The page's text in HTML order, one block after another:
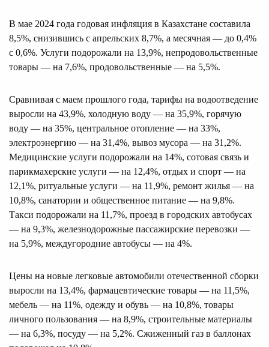
В мае 2024 года годовая инфляция в Казахстане составила
8,5%, снизившись с апрельских 8,7%, а месячная — до 0,4%
с 0,6%. Услуги подорожали на 13,9%, непродовольственные
товары — на 7,6%, продовольственные — на 5,5%.
Сравнивая с маем прошлого года, тарифы на водоотведение
выросли на 43,9%, холодную воду — на 35,9%, горячую
воду — на 35%, центральное отопление — на 33%,
электроэнергию — на 31,4%, вывоз мусора — на 31,2%.
Медицинские услуги подорожали на 14%, сотовая связь и
парикмахерские услуги — на 12,4%, отдых и спорт — на
12,1%, ритуальные услуги — на 11,9%, ремонт жилья — на
10,8%, санатории и общественное питание — на 9,8%.
Такси подорожали на 11,7%, проезд в городских автобусах
— на 9,3%, железнодорожные пассажирские перевозки —
на 5,9%, междугородние автобусы — на 4%.
Цены на новые легковые автомобили отечественной сборки
выросли на 13,4%, фармацевтические товары — на 11,5%,
мебель — на 11%, одежду и обувь — на 10,8%, товары
личного пользования — на 8,9%, строительные материалы
— на 6,3%, посуду — на 5,2%. Сжиженный газ в баллонах